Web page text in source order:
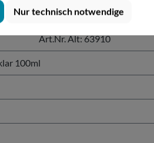
Art.Nr. Alt: 63910
100ml
Nur technisch notwendige